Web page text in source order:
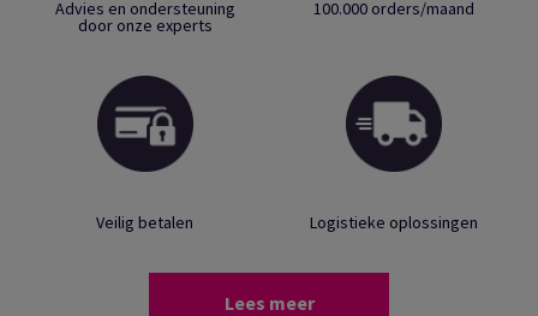
Advies en ondersteuning
door onze experts
100.000 orders/maand
Veilig betalen Logistieke oplossingen
Lees meer